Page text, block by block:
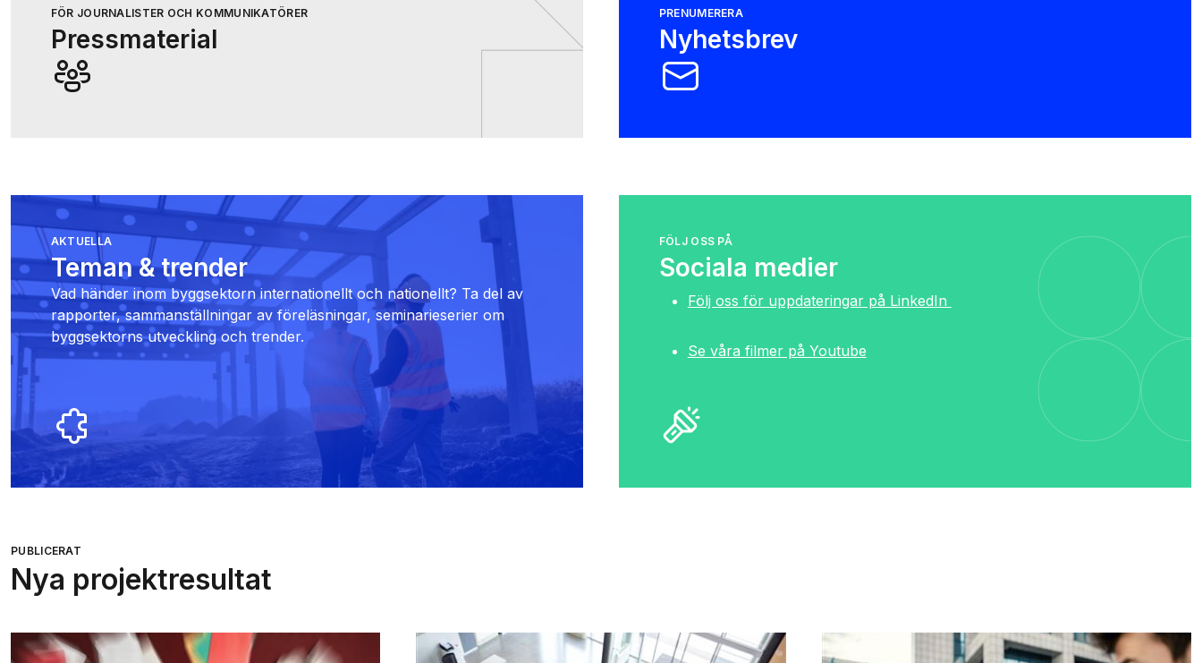
FÖR JOURNALISTER OCH KOMMUNIKATÖRER
Pressmaterial
PRENUMERERA
Nyhetsbrev
AKTUELLA
Teman & trender
Vad händer inom byggsektorn internationellt och nationellt? Ta del av
rapporter, sammanställningar av föreläsningar, seminarieserier om
byggsektorns utveckling och trender.
FÖLJ OSS PÅ
Sociala medier
Följ oss för uppdateringar på LinkedIn
Se våra filmer på Youtube
PUBLICERAT
Nya projektresultat